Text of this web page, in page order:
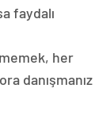
faydalı
her
danışmanız